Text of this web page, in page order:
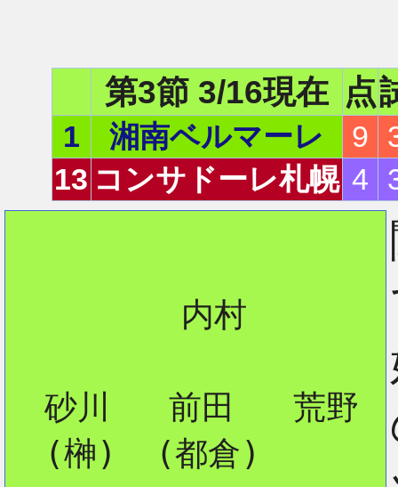
第3節 3/16現在 点
1 湘南ベルマーレ 9
13 コンサドーレ札幌 4
         内村
  砂川   前田   荒野
  (榊)  (都倉)